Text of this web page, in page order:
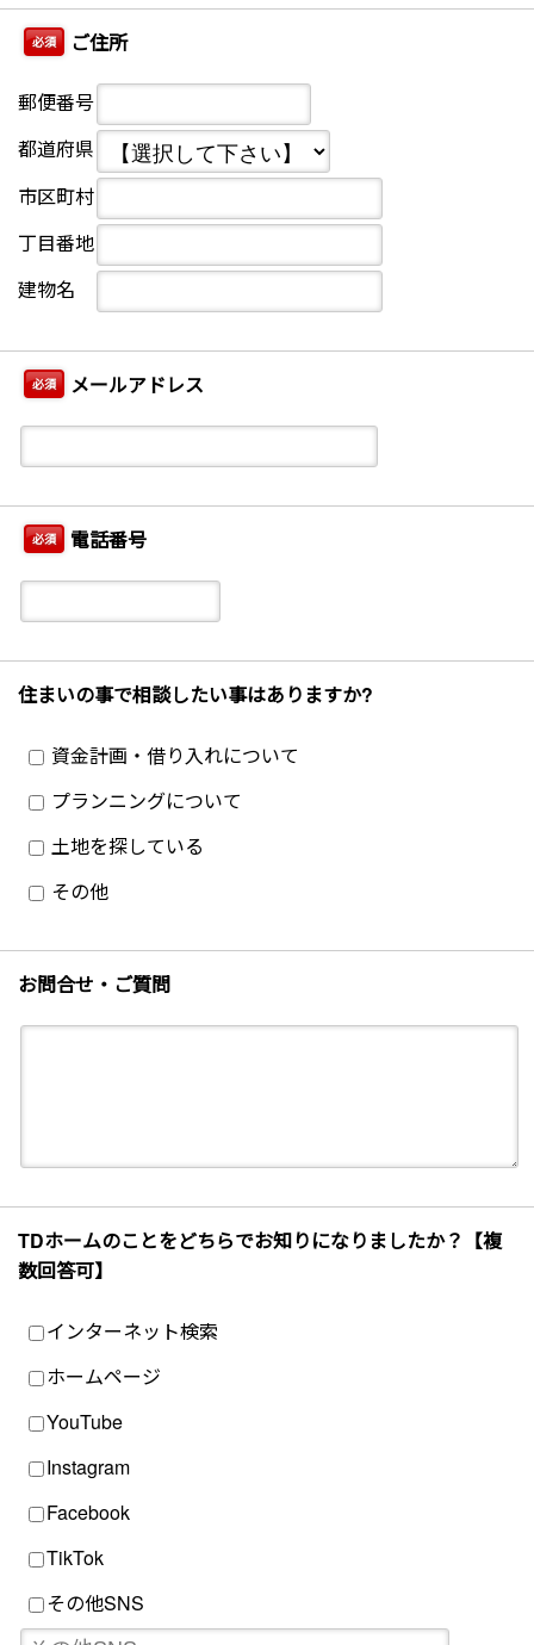
必須 ご住所
郵便番号
都道府県
市区町村
丁目番地
建物名
必須 メールアドレス
必須 電話番号
住まいの事で相談したい事はありますか?
資金計画・借り入れについて
プランニングについて
土地を探している
その他
お問合せ・ご質問
TDホームのことをどちらでお知りになりましたか？【複
数回答可】
インターネット検索
ホームページ
YouTube
Instagram
Facebook
TikTok
その他SNS